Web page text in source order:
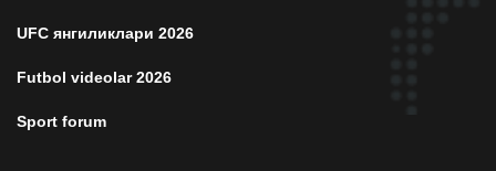
UFC янгиликлари 2026
Futbol videolar 2026
Sport forum